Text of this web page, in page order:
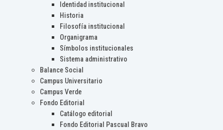
Identidad institucional
Historia
Filosofía institucional
Organigrama
Símbolos institucionales
Sistema administrativo
Balance Social
Campus Universitario
Campus Verde
Fondo Editorial
Catálogo editorial
Fondo Editorial Pascual Bravo